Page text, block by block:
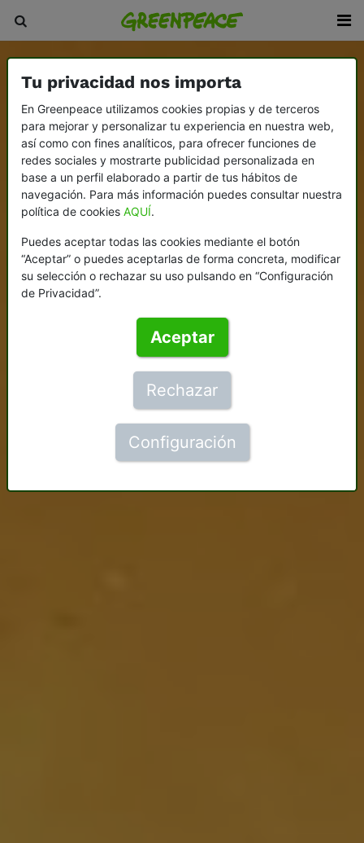
Tu privacidad nos importa
En Greenpeace utilizamos cookies propias y de terceros
para mejorar y personalizar tu experiencia en nuestra web,
así como con fines analíticos, para ofrecer funciones de
redes sociales y mostrarte publicidad personalizada en
base a un perfil elaborado a partir de tus hábitos de
navegación. Para más información puedes consultar nuestra
política de cookies AQUÍ.
Puedes aceptar todas las cookies mediante el botón
“Aceptar” o puedes aceptarlas de forma concreta, modificar
su selección o rechazar su uso pulsando en “Configuración
de Privacidad”.
Aceptar
Rechazar
Configuración